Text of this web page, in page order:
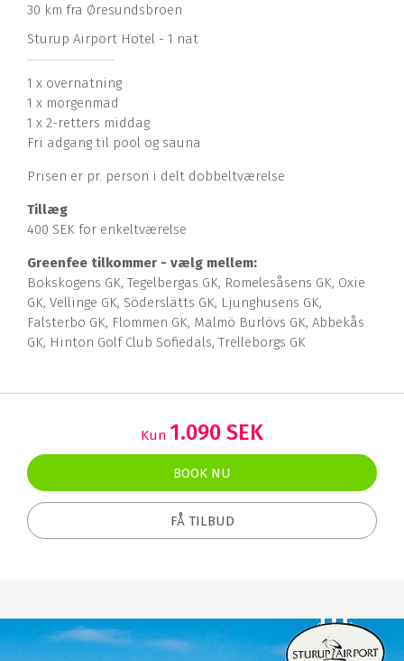
30 km fra Øresundsbroen
Sturup Airport Hotel - 1 nat
1 x overnatning
1 x morgenmad
1 x 2-retters middag
Fri adgang til pool og sauna
Prisen er pr. person i delt dobbeltværelse
Tillæg
400 SEK for enkeltværelse
Greenfee tilkommer - vælg mellem:
Bokskogens GK, Tegelbergas GK, Romelesåsens GK, Oxie
GK, Vellinge GK, Söderslätts GK, Ljunghusens GK,
Falsterbo GK, Flommen GK, Malmö Burlövs GK, Abbekås
GK, Hinton Golf Club Sofiedals, Trelleborgs GK
Kun 1.090 SEK
BOOK NU
FÅ TILBUD